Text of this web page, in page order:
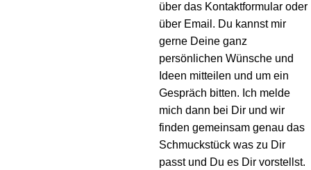
über das Kontaktformular oder
über Email. Du kannst mir
gerne Deine ganz
persönlichen Wünsche und
Ideen mitteilen und um ein
Gespräch bitten. Ich melde
mich dann bei Dir und wir
finden gemeinsam genau das
Schmuckstück was zu Dir
passt und Du es Dir vorstellst.